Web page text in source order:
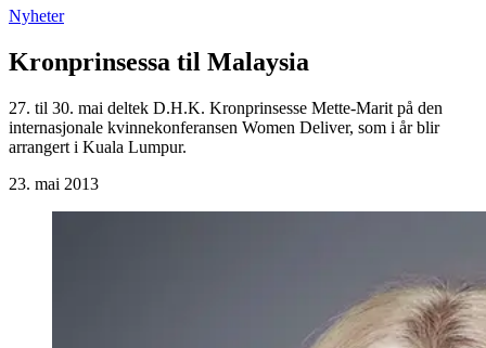
Nyheter
Kronprinsessa til Malaysia
27. til 30. mai deltek D.H.K. Kronprinsesse Mette-Marit på den
internasjonale kvinnekonferansen Women Deliver, som i år blir
arrangert i Kuala Lumpur.
23. mai 2013